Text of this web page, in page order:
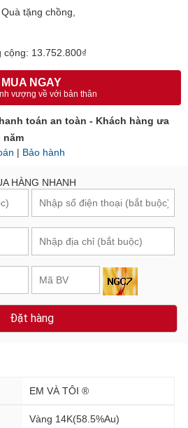
Quà tặng chồng
cộng: 13.752.800₫
MUA NGAY
vượng về với bản thân
toán an toàn - Khách hàng ưa
năm
| Bảo hành
HÀNG NHANH
Đặt hàng
EM VÀ TÔI ®
Vàng 14K(58.5%Au)